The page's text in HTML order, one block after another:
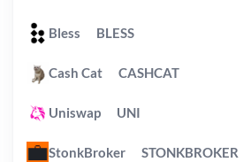
Bless BLESS
Cash Cat CASHCAT
Uniswap UNI
StonkBroker STONKBROKER